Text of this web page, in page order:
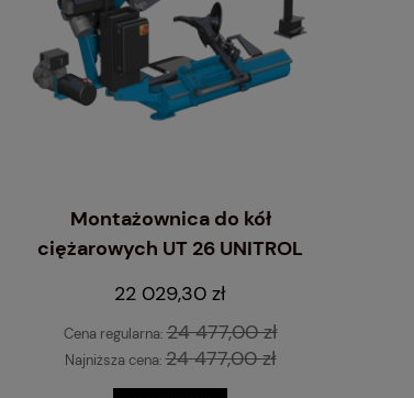
Montażownica do kół
ciężarowych UT 26 UNITROL
22 029,30 zł
Cena regularna:24 477,00 zł
Najniższa cena:24 477,00 zł